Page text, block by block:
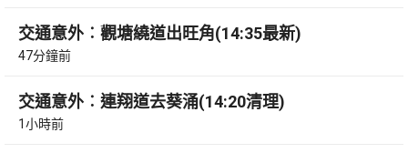
交通意外︰觀塘繞道出旺角(14:35最新)
47分鐘前
交通意外︰連翔道去葵涌(14:20清理)
1小時前